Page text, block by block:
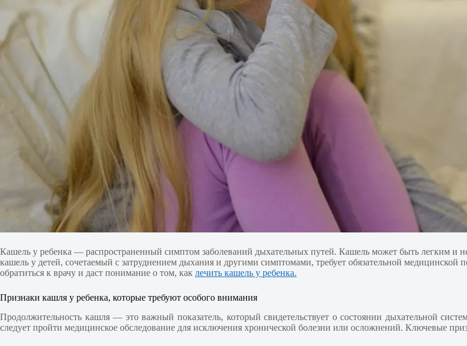
Кашель у ребенка — распространенный симптом заболеваний дыхательных путей. Кашель может быть легким
кашель у детей, сочетаемый с затруднением дыхания и другими симптомами, требует обязательной
обратиться к врачу и даст понимание о том, как лечить кашель у ребенка.
Признаки кашля у ребенка, которые требуют особого внимания
Продолжительность кашля — это важный показатель, который свидетельствует о состоянии дыхательной
следует пройти медицинское обследование для исключения хронической болезни или осложнений. Ключевые